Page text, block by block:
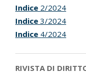
Indice 2/2024
Indice 3/2024
Indice 4/2024
RIVISTA DI